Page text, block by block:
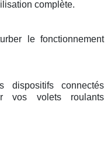
complète.
le fonctionnement
dispositifs connectés
vos volets roulants